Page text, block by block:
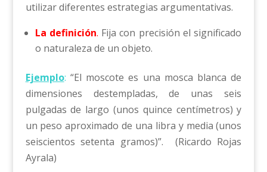
utilizar diferentes estrategias argumentativas.
La definición. Fija con precisión el significado
o naturaleza de un objeto.
Ejemplo: “El moscote es una mosca blanca de
dimensiones destempladas, de unas seis
pulgadas de largo (unos quince centímetros) y
un peso aproximado de una libra y media (unos
seiscientos setenta gramos)”. (Ricardo Rojas
Ayrala)